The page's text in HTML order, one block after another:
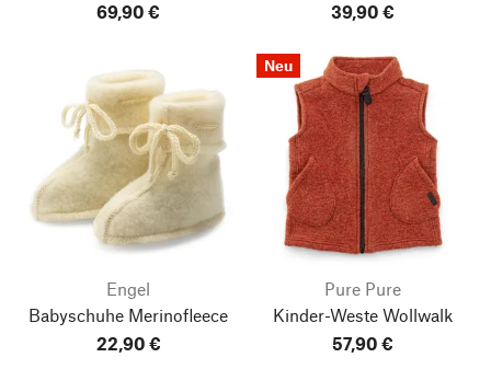
69,90 €
39,90 €
Engel
Babyschuhe Merinofleece
22,90 €
Neu
Pure Pure
Kinder-Weste Wollwalk
57,90 €